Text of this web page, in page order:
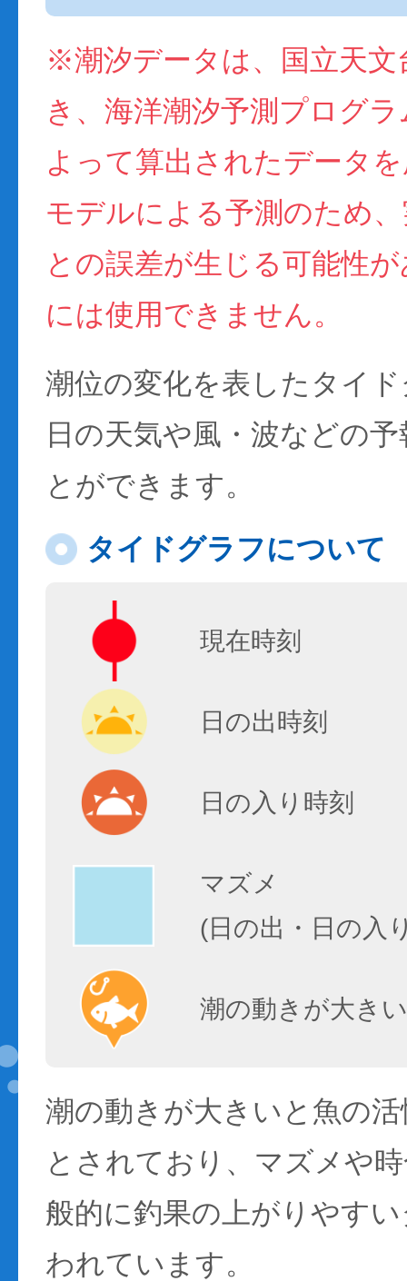
※潮汐データは、国立天文
き、海洋潮汐予測プログ
よって算出されたデータ
モデルによる予測のため
との誤差が生じる可能性
には使用できません。
潮位の変化を表したタイ
日の天気や風・波などの
とができます。
タイドグラフについて
現在時刻
日の出時刻
日の入り時刻
マズメ
(日の出・日の入
潮の動きが大き
潮の動きが大きいと魚の
とされており、マズメや
般的に釣果の上がりやす
われています。